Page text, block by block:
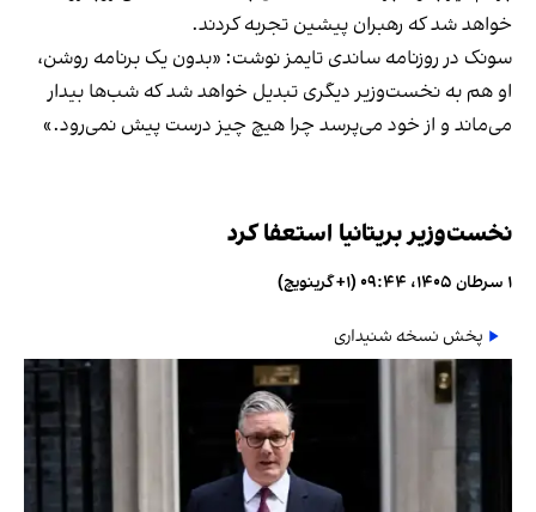
خواهد شد که رهبران پیشین تجربه کردند.
سونک در روزنامه ساندی تایمز نوشت: «بدون یک برنامه روشن،
او هم به نخست‌وزیر دیگری تبدیل خواهد شد که شب‌ها بیدار
می‌ماند و از خود می‌پرسد چرا هیچ چیز درست پیش نمی‌رود.»
نخست‌وزیر بریتانیا استعفا کرد
۱ سرطان ۱۴۰۵، ۰۹:۴۴ (‎+۱ گرینویچ)
پخش نسخه شنیداری